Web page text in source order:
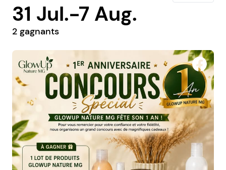
31 Jul.-7 Aug.
2 gagnants
Babyonline.cz